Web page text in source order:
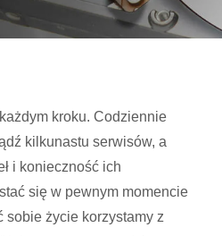
kroku. Codziennie
kilkunastu serwisów, a
i konieczność ich
się w pewnym momencie
sobie życie korzystamy z